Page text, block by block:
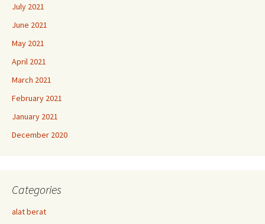
July 2021
June 2021
May 2021
April 2021
March 2021
February 2021
January 2021
December 2020
Categories
alat berat